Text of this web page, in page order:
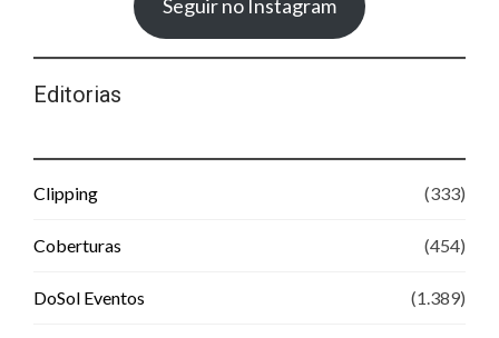
Seguir no Instagram
Editorias
Clipping (333)
Coberturas (454)
DoSol Eventos (1.389)